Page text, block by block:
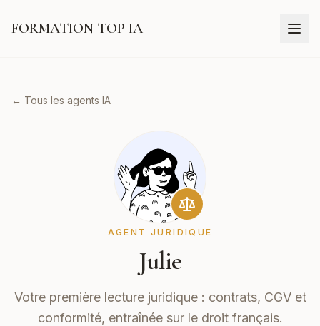
FORMATION TOP IA
← Tous les agents IA
AGENT JURIDIQUE
Julie
Votre première lecture juridique : contrats, CGV et
conformité, entraînée sur le droit français.